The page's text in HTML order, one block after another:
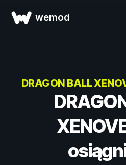
wemod
DRAGON BALL